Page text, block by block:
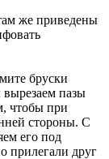
же приведены
бруски
пазы
чтобы при
стороны. С
его под
прилегали друг